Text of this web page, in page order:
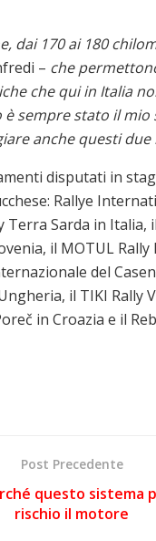
dai 170 ai 180
– che
che qui in Italia
è sempre stato il mio
anche questi due
disputati in
Rallye
Terra Sarda in Italia,
il MOTUL Rally
del
il TIKI Rally
in Croazia e il
Post Precedente
questo sistema
rischio il motore